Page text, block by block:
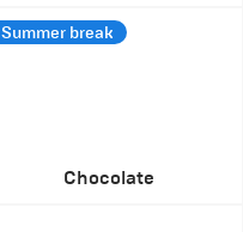
Summer break
Chocolate